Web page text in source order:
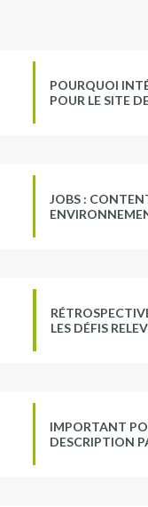
POURQUOI
POUR LE SITE
JOBS :
LES DÉFIS
IMPORTANT
DESCRIPTION